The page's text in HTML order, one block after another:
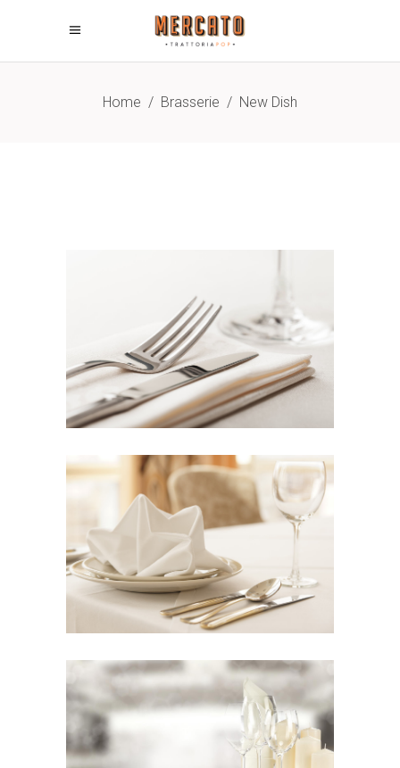
Home / Brasserie / New Dish